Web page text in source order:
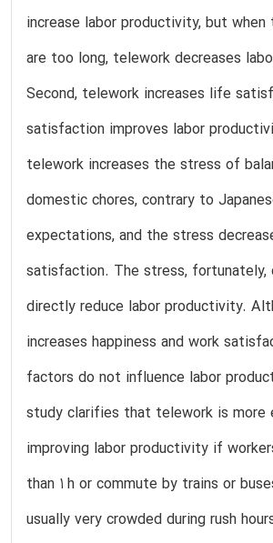
increase labor productivity, but when
are too long, telework decreases
Second, telework increases life
satisfaction improves labor
telework increases the stress of
domestic chores, contrary to
expectations, and the stress
satisfaction. The stress, fortunately,
directly reduce labor productivity.
increases happiness and work
factors do not influence labor
study clarifies that telework is
improving labor productivity if
than 1 h or commute by trains or
usually very crowded during rush